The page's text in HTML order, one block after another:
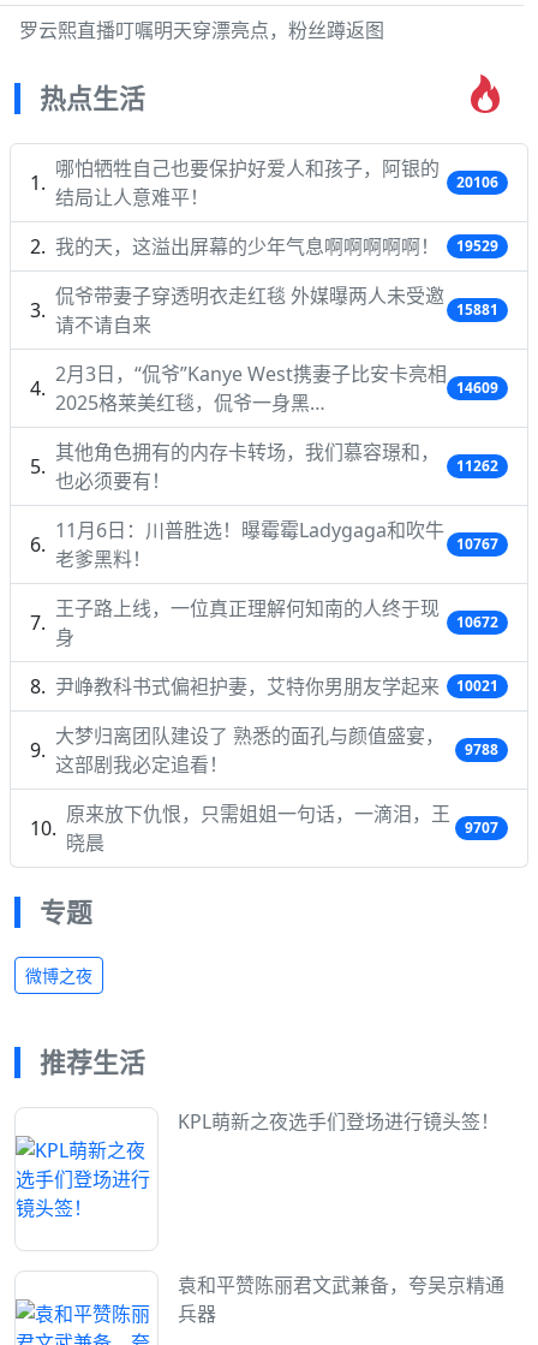
罗云熙直播叮嘱明天穿漂亮点，粉丝蹲返图
热点生活
哪怕牺牲自己也要保护好爱人和孩子，阿银的
结局让人意难平！
20106
我的天，这溢出屏幕的少年气息啊啊啊啊啊！ 19529
侃爷带妻子穿透明衣走红毯 外媒曝两人未受邀
请不请自来
15881
2月3日，“侃爷”Kanye West携妻子比安卡亮相
2025格莱美红毯，侃爷一身黑…
14609
其他角色拥有的内存卡转场，我们慕容璟和，
也必须要有！
11262
11月6日：川普胜选！曝霉霉Ladygaga和吹牛
老爹黑料！
10767
王子路上线，一位真正理解何知南的人终于现
身
10672
尹峥教科书式偏袒护妻，艾特你男朋友学起来 10021
大梦归离团队建设了 熟悉的面孔与颜值盛宴，
这部剧我必定追看！
9788
原来放下仇恨，只需姐姐一句话，一滴泪，王
晓晨
9707
专题
微博之夜
推荐生活
KPL萌新之夜选手们登场进行镜头签！
袁和平赞陈丽君文武兼备，夸吴京精通
兵器